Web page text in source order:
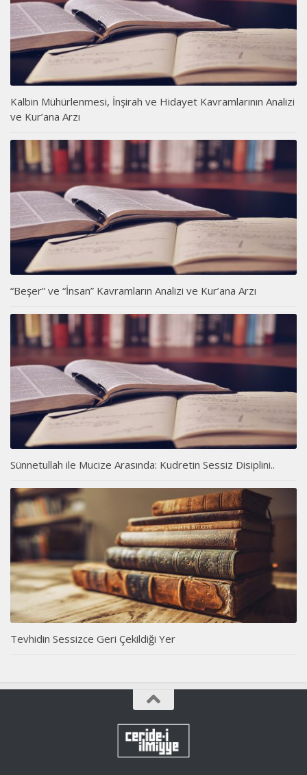
Kalbin Mühürlenmesi, İnşirah ve Hidayet Kavramlarının Analizi
ve Kur’ana Arzı
“Beşer” ve “İnsan” Kavramların Analizi ve Kur’ana Arzı
Sünnetullah ile Mucize Arasında: Kudretin Sessiz Disiplini..
Tevhidin Sessizce Geri Çekildiği Yer